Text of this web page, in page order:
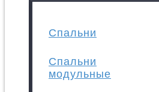
Спальни
Спальни
модульные